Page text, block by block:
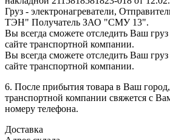
Груз - электронагреватели,
ТЭН" Получатель ЗАО "СМУ 13".
Вы всегда сможете отследить Ваш
сайте транспортной компании.
Вы всегда сможете отследить Ваш
сайте транспортной компании.
6. После прибытия товара в Ваш город,
транспортной компании свяжется с
номеру телефона.
Доставка